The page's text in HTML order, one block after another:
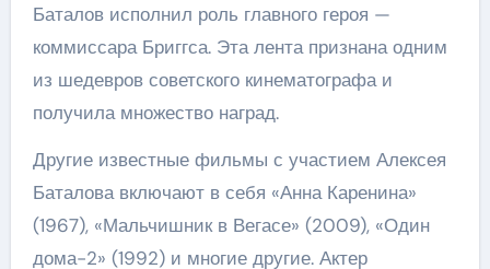
Баталов исполнил роль главного героя —
коммиссара Бриггса. Эта лента признана одним
из шедевров советского кинематографа и
получила множество наград.
Другие известные фильмы с участием Алексея
Баталова включают в себя «Анна Каренина»
(1967), «Мальчишник в Вегасе» (2009), «Один
дома-2» (1992) и многие другие. Актер